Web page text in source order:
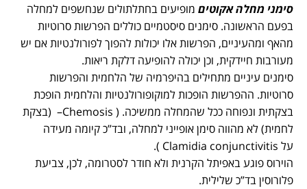
סימני מחלה אקוטים מופיעים בחתלתולים שנחשפים למחלה
בפעם הראשונה. סימנים סיסטמיים כוללים הפרשות סרוטיות
מהאף ומהעיניים, הפרשות אלו יכולות להפוך לפורולנטיות אם יש
מעורבות חיידקית, וכן יכולה להופיעה דלקת ריאות.
סימנים עיניים מתחילים בהיפרמיה של הלחמית והפרשות
סרוטיות. ההפרשות הופכות למוקופורולנטיות והלחמית הופכת
בצקתית ונפוחה ככל שהמחלה ממשיכה. ( Chemosis– (בצקת
לחמית) לא מהווה סימן אופייני למחלה, ובד”כ קיומה מעידה
על Clamidia conjunctivitis
).
הוירוס פוגע באפיתל הקרנית ולא חודר לסטרומה, לכן, צביעת
פלורוסין בד”כ שלילית.